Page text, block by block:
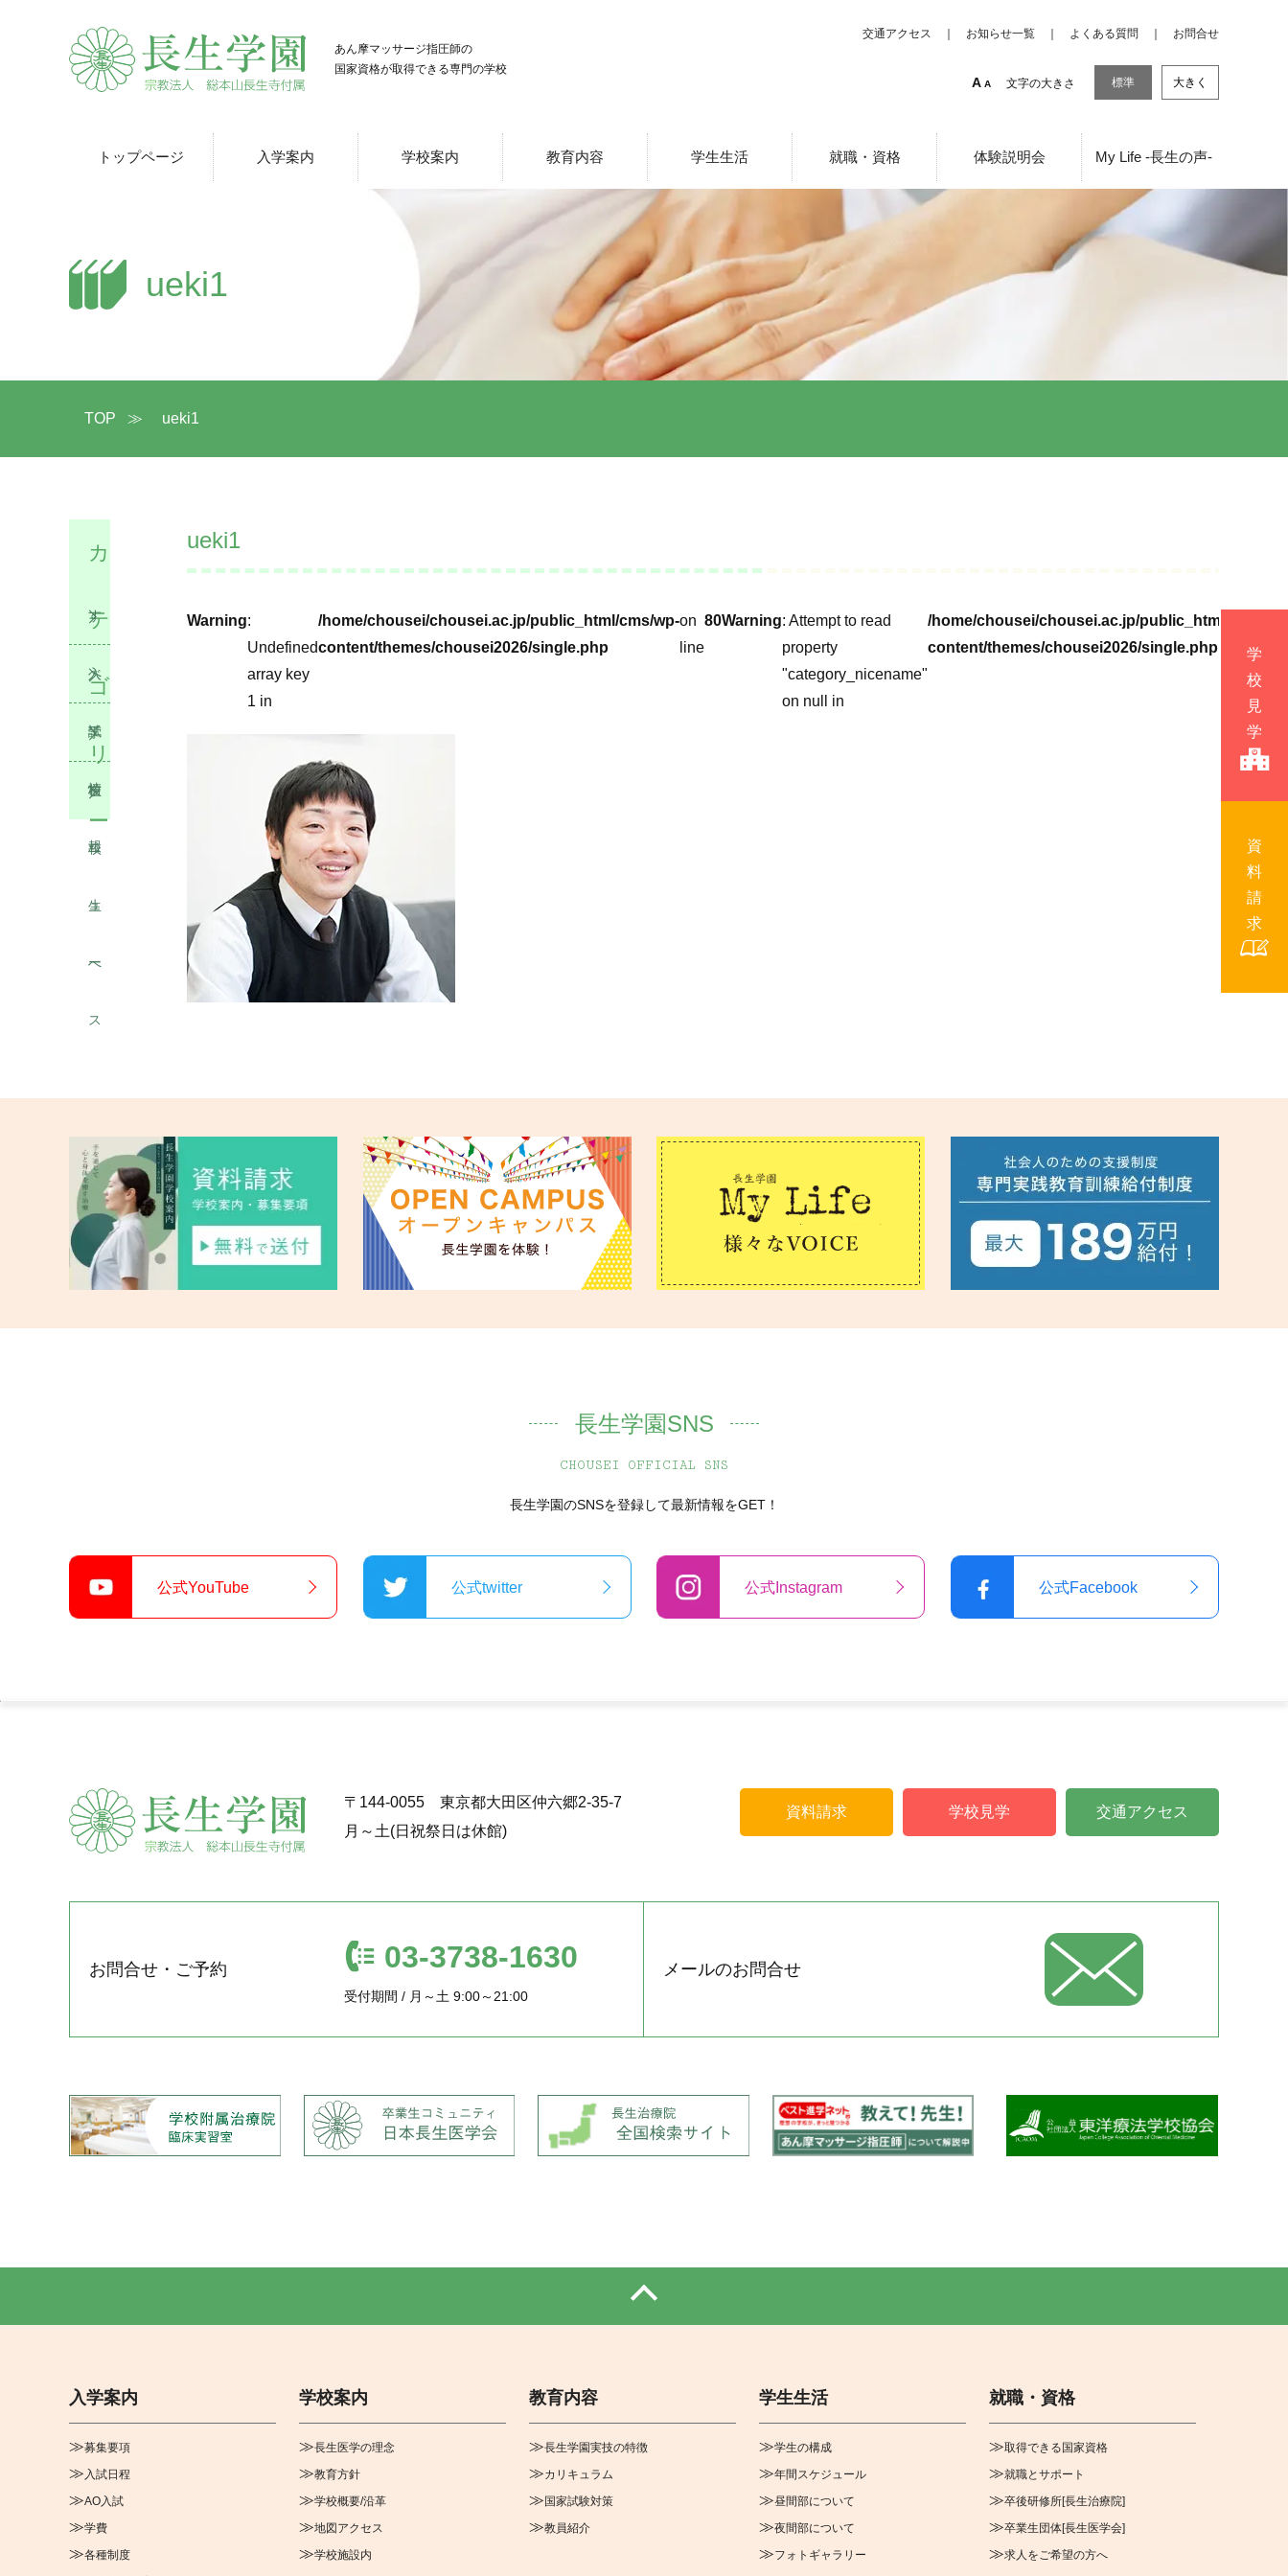
あん摩マッサージ指圧師の
国家資格が取得できる専門の学校
交通アクセス お知らせ一覧 よくある質問 お問合せ
A A 文字の大きさ 標準 大きく
トップページ 入学案内 学校案内 教育内容 学生生活 就職・資格 体験説明会 My Life -長生の声-
ueki1
TOP ≫ ueki1
カ
テ
ゴ
リ
ー
す
べ
て
入
試
情
報
学
校
ニ
ュ
ー
ス
在
校
生
へ
ueki1
Warning:
Undefined
array key
1 in
/home/chousei/chousei.ac.jp/public_html/cms/wp-
content/themes/chousei2026/single.php
on
line
80Warning: Attempt to read
property
"category_nicename"
on null in
/home/chousei/chousei.ac.jp/public_html/cms/wp-
content/themes/chousei2026/single.php
長生学園SNS
CHOUSEI OFFICIAL SNS
長生学園のSNSを登録して最新情報をGET！
公式YouTube 公式twitter 公式Instagram 公式Facebook
〒144-0055 東京都大田区仲六郷2-35-7
月～土(日祝祭日は休館)
資料請求 学校見学 交通アクセス
お問合せ・ご予約 03-3738-1630
受付期間 / 月～土 9:00～21:00
メールのお問合せ
入学案内
募集要項
入試日程
AO入試
学費
各種制度
学校案内
長生医学の理念
教育方針
学校概要/沿革
地図アクセス
学校施設内
教育内容
長生学園実技の特徴
カリキュラム
国家試験対策
教員紹介
学生生活
学生の構成
年間スケジュール
昼間部について
夜間部について
フォトギャラリー
就職・資格
取得できる国家資格
就職とサポート
卒後研修所[長生治療院]
卒業生団体[長生医学会]
求人をご希望の方へ